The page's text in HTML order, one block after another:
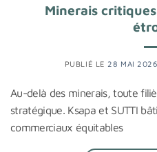
Minerais
PUBLIÉ LE 28 MAI 2026
Au-delà des minerais, toute
stratégique. Ksapa et SUTTI
commerciaux équitables